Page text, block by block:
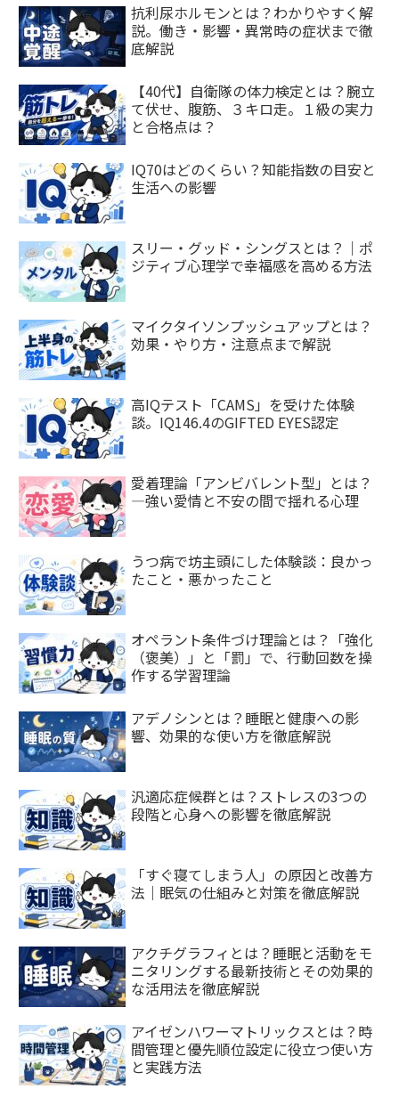
抗利尿ホルモンとは？わかりやすく解
説。働き・影響・異常時の症状まで徹
底解説
【40代】自衛隊の体力検定とは？腕立
て伏せ、腹筋、３キロ走。１級の実力
と合格点は？
IQ70はどのくらい？知能指数の目安と
生活への影響
スリー・グッド・シングスとは？｜ポ
ジティブ心理学で幸福感を高める方法
マイクタイソンプッシュアップとは？
効果・やり方・注意点まで解説
高IQテスト「CAMS」を受けた体験
談。IQ146.4のGIFTED EYES認定
愛着理論「アンビバレント型」とは？
—強い愛情と不安の間で揺れる心理
うつ病で坊主頭にした体験談：良かっ
たこと・悪かったこと
オペラント条件づけ理論とは？「強化
（褒美）」と「罰」で、行動回数を操
作する学習理論
アデノシンとは？睡眠と健康への影
響、効果的な使い方を徹底解説
汎適応症候群とは？ストレスの3つの
段階と心身への影響を徹底解説
「すぐ寝てしまう人」の原因と改善方
法｜眠気の仕組みと対策を徹底解説
アクチグラフィとは？睡眠と活動をモ
ニタリングする最新技術とその効果的
な活用法を徹底解説
アイゼンハワーマトリックスとは？時
間管理と優先順位設定に役立つ使い方
と実践方法